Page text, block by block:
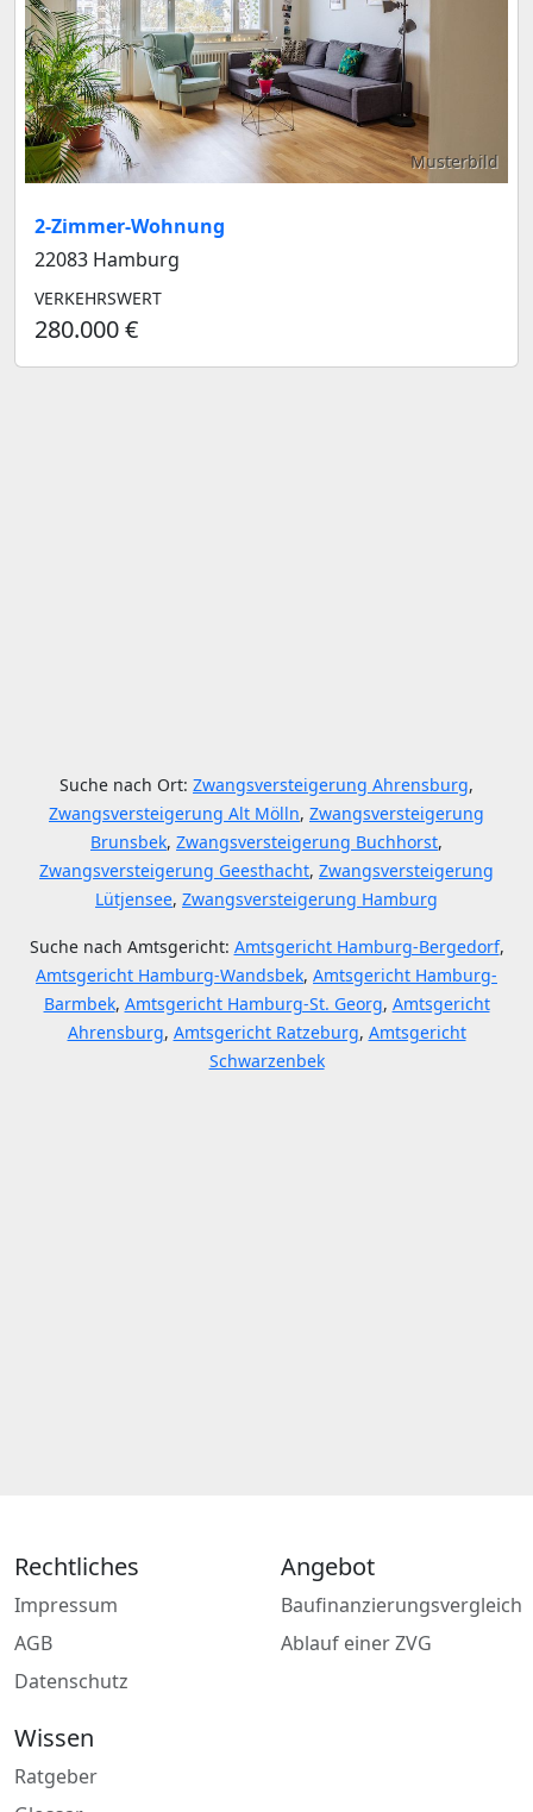
Musterbild
2-Zimmer-Wohnung
22083 Hamburg
VERKEHRSWERT
280.000 €
Suche nach Ort: Zwangsversteigerung Ahrensburg,
Zwangsversteigerung Alt Mölln, Zwangsversteigerung
Brunsbek, Zwangsversteigerung Buchhorst,
Zwangsversteigerung Geesthacht, Zwangsversteigerung
Lütjensee, Zwangsversteigerung Hamburg
Suche nach Amtsgericht: Amtsgericht Hamburg-Bergedorf,
Amtsgericht Hamburg-Wandsbek, Amtsgericht Hamburg-
Barmbek, Amtsgericht Hamburg-St. Georg, Amtsgericht
Ahrensburg, Amtsgericht Ratzeburg, Amtsgericht
Schwarzenbek
Rechtliches
Impressum
AGB
Datenschutz
Angebot
Baufinanzierungsvergleich
Ablauf einer ZVG
Wissen
Ratgeber